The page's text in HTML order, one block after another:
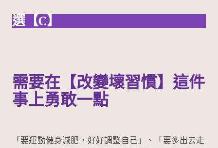
選【C】
需要在【改變壞習慣】這件
事上勇敢一點
「要運動健身減肥，好好調整自己」、「要多出去走